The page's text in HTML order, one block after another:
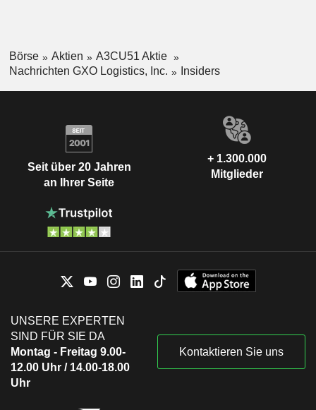
Börse Aktien
A3CU51 Aktie
Nachrichten GXO Logistics, Inc.
Insiders
Seit über 20 Jahren
an Ihrer Seite
+ 1.300.000
Mitglieder
UNSERE EXPERTEN
SIND FÜR SIE DA
Montag - Freitag 9.00-
12.00 Uhr / 14.00-18.00
Uhr
Kontaktieren Sie uns